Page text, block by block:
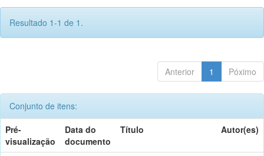
Resultado 1-1 de 1.
Anterior 1 Póximo
Conjunto de itens:
Pré-
visualização
Data do
documento
Título Autor(es)